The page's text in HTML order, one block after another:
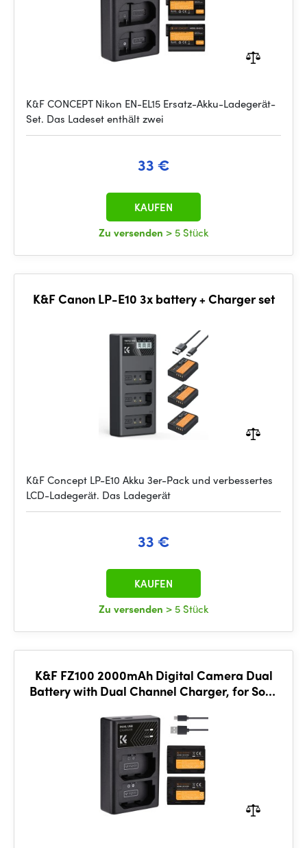
K&F CONCEPT Nikon EN-EL15 Ersatz-Akku-Ladegerät-
Set. Das Ladeset enthält zwei
33 €
Zu versenden > 5 Stück
KAUFEN
K&F Canon LP-E10 3x battery + Charger set
K&F Concept LP-E10 Akku 3er-Pack und verbessertes
LCD-Ladegerät. Das Ladegerät
33 €
Zu versenden > 5 Stück
KAUFEN
K&F FZ100 2000mAh Digital Camera Dual
Battery with Dual Channel Charger, for Sony